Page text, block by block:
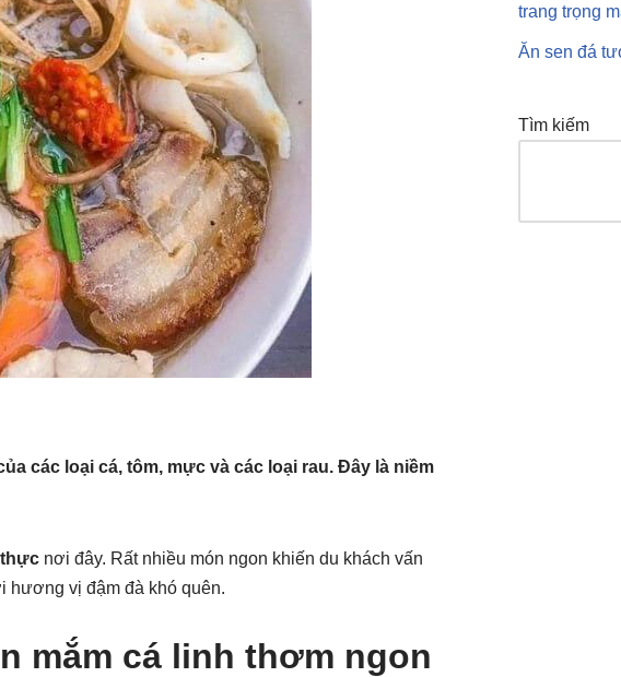
các loại cá, tôm, mực và các loại rau. Đây là niềm
nơi đây. Rất nhiều món ngon khiến du khách vấn
hương vị đậm đà khó quên.
mắm cá linh thơm ngon
trang trọng
Ăn sen đá
Tìm kiếm